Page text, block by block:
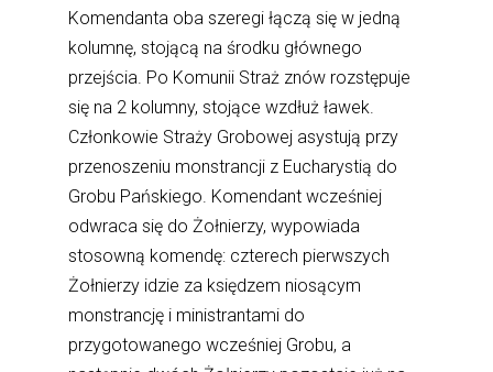
Komendanta oba szeregi łączą się w jedną
kolumnę, stojącą na środku głównego
przejścia. Po Komunii Straż znów rozstępuje
się na 2 kolumny, stojące wzdłuż ławek.
Członkowie Straży Grobowej asystują przy
przenoszeniu monstrancji z Eucharystią do
Grobu Pańskiego. Komendant wcześniej
odwraca się do Żołnierzy, wypowiada
stosowną komendę: czterech pierwszych
Żołnierzy idzie za księdzem niosącym
monstrancję i ministrantami do
przygotowanego wcześniej Grobu, a